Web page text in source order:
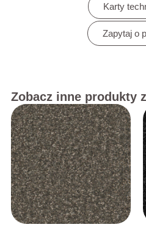
Karty
Zapytaj o
Zobacz inne produkty